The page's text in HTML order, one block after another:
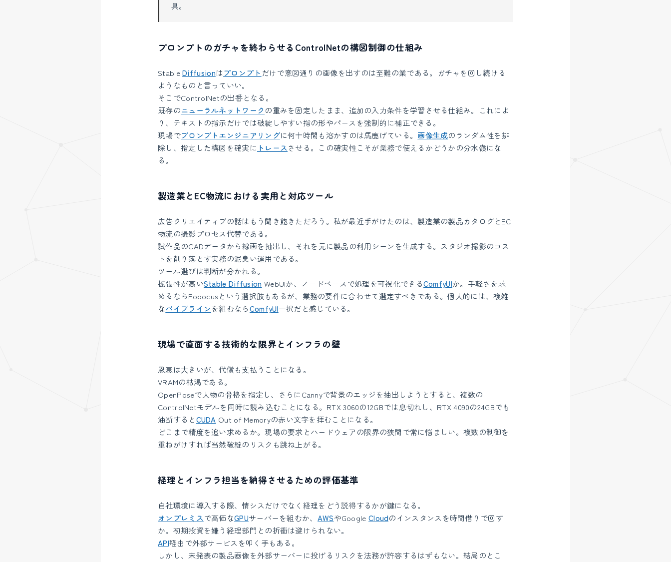
具。
プロンプトのガチャを終わらせるControlNetの構図制御の仕組み
StableDiffusionはプロンプト だけで意図通りの画像を出すのは至難の業である。ガチャを回し続ける
ようなものと言っていい。
そこでControlNetの出番となる。
既存のニューラルネットワークの重みを固定したまま、追加の入力条件を学習させる仕組み。これによ
り、テキストの指示だけでは破綻しやすい指の形やパースを強制的に補正できる。
現場でプロンプトエンジニアリングに何十時間も溶かすのは馬鹿げている。 画像生成のランダム性を排
除し、指定した構図を確実に トレースさせる。この確実性こそが業務で使えるかどうかの分水嶺にな
る。
製造業とEC物流における実用と対応ツール
広告クリエイティブの話はもう聞き飽きただろう。私が最近手がけたのは、製造業の製品カタログとEC
物流の撮影プロセス代替である。
試作品のCADデータから線画を抽出し、それを元に製品の利用シーンを生成する。スタジオ撮影のコス
トを削り落とす実務の泥臭い運用である。
ツール選びは判断が分かれる。
拡張性が高いStable Diffusion WebUIか、ノードベースで処理を可視化できるComfyUIか。手軽さを求
めるならFooocusという選択肢もあるが、業務の要件に合わせて選定すべきである。個人的には、複雑
なパイプラインを組むならComfyUI一択だと感じている。
現場で直面する技術的な限界とインフラの壁
恩恵は大きいが、代償も支払うことになる。
VRAMの枯渇である。
OpenPoseで人物の骨格を指定し、さらにCannyで背景のエッジを抽出しようとすると、複数の
ControlNetモデルを同時に読み込むことになる。RTX 3060の12GBでは息切れし、RTX 4090の24GBでも
油断するとCUDA Out of Memoryの赤い文字を拝むことになる。
どこまで精度を追い求めるか。現場の要求とハードウェアの限界の狭間で常に悩ましい。複数の制御を
重ねがけすれば当然破綻のリスクも跳ね上がる。
経理とインフラ担当を納得させるための評価基準
自社環境に導入する際、情シスだけでなく経理をどう説得するかが鍵になる。
オンプレミスで高価なGPUサーバーを組むか、 AWSやGoogle Cloudのインスタンスを時間借りで回す
か。初期投資を嫌う経理部門との折衝は避けられない。
API経由で外部サービスを叩く手もある。
しかし、未発表の製品画像を外部サーバーに投げるリスクを法務が許容するはずもない。結局のとこ